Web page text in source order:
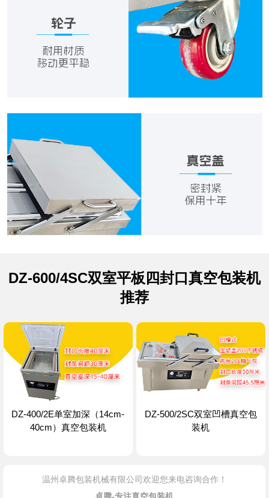
DZ-600/4SC双室平板四封口真空包装机
推荐
DZ-400/2E单室加深（14cm-
40cm）真空包装机
DZ-500/2SC双室凹槽真空包
装机
温州卓腾包装机械有限公司欢迎您来电咨询合作！